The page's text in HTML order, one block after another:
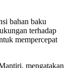
bahan baku
terhadap
mempercepat
mengatakan